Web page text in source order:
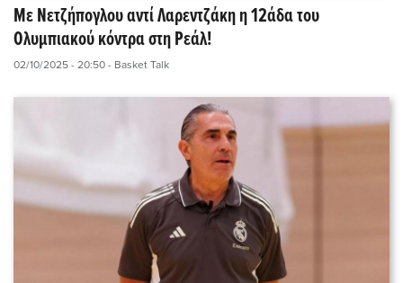
Με Νετζήπογλου αντί Λαρεντζάκη η 12άδα του
Ολυμπιακού κόντρα στη Ρεάλ!
02/10/2025 - 20:50 - Basket Talk